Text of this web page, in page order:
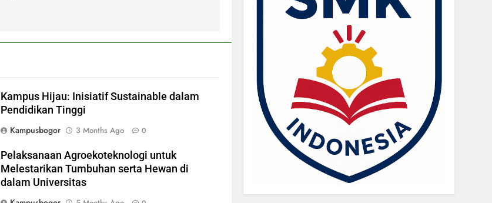
Kampus Hijau: Inisiatif Sustainable dalam
Pendidikan Tinggi
Kampusbogor
3 Months Ago 0
Pelaksanaan Agroekoteknologi untuk
Melestarikan Tumbuhan serta Hewan di
dalam Universitas